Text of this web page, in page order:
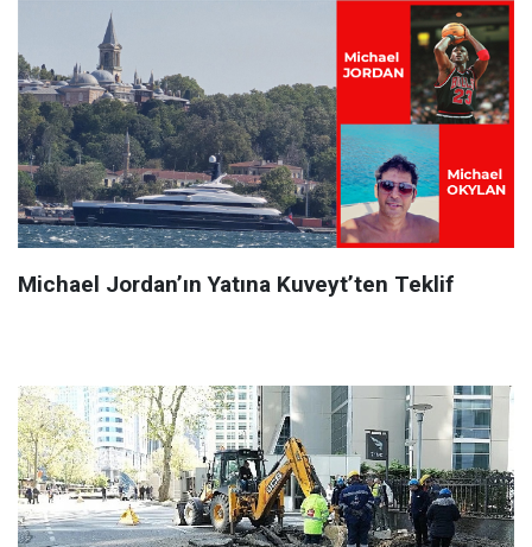
Michael Jordan’ın Yatına Kuveyt’ten Teklif